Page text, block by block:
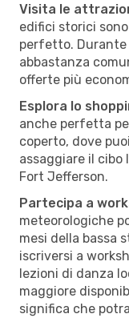
Visita le
edifici storici
perfetto. Durante
abbastanza
offerte più
Esplora lo
anche perfetta
coperto, dove
assaggiare il
Fort Jefferson.
Partecipa a
meteorologiche
mesi della bassa
iscriversi a
lezioni di danza
maggiore
significa che